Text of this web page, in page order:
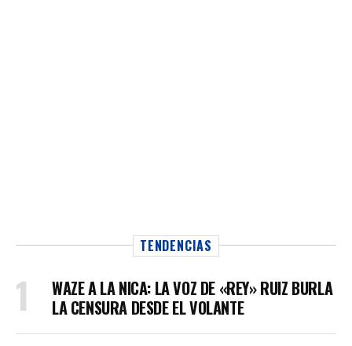
TENDENCIAS
WAZE A LA NICA: LA VOZ DE «REY» RUIZ BURLA
LA CENSURA DESDE EL VOLANTE